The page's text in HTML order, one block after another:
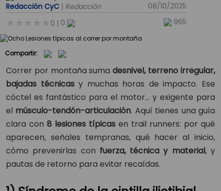
Redacción CyC | Redacción
08/10/2025
0 | 0 965
Compartir:
Correr por montaña sumadesnivel, terreno irregular,
bajadas técnicasy muchas horas de impacto. Ese
cóctel es fantástico para el motor… y exigente para
el músculo-tendón-articulación. Aquí tienes una guía
clara con 8 lesiones típicas en trail runners: por qué
aparecen, señales tempranas, qué hacer al inicio,
cómo prevenirlas con fuerza, técnica y material, y
pautas de retorno para evitar recaídas.